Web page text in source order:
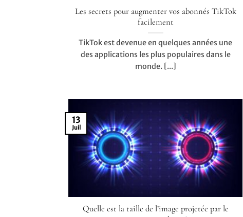
Les secrets pour augmenter vos abonnés TikTok
facilement
TikTok est devenue en quelques années une
des applications les plus populaires dans le
monde. [...]
Quelle est la taille de l’image projetée par le
13
Juil